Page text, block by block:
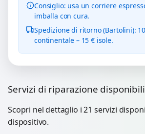
Consiglio: usa un corriere
imballa con cura.
Spedizione di ritorno (Bartolini):
continentale – 15 € isole.
Servizi di riparazione disponibili
Scopri nel dettaglio i 21 servizi
dispositivo.